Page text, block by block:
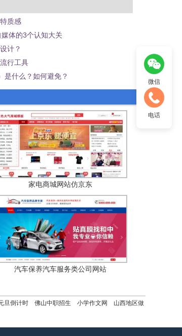
质感
体的3个认知大关
计？
行工具
是什么？如何避免？
家电商城网站仿京东
汽车保养汽车服务类公司网站
旦倒计时 佛山中职招生 小学作文网
山西地区做
微信
电话